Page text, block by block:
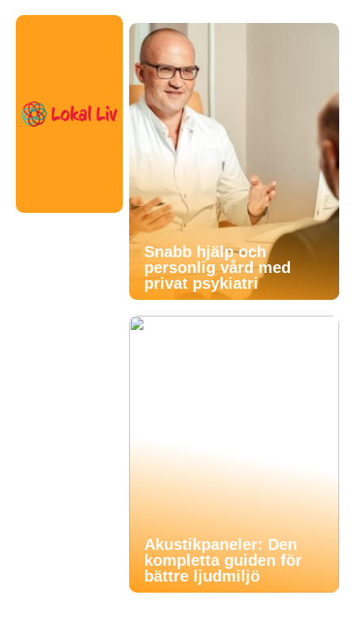
Snabb hjälp och
personlig vård med
privat psykiatri
Akustikpaneler: Den
kompletta guiden för
bättre ljudmiljö